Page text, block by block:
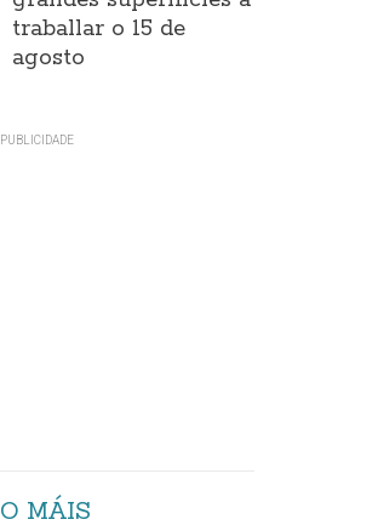
traballar o 15 de
agosto
O MÁIS